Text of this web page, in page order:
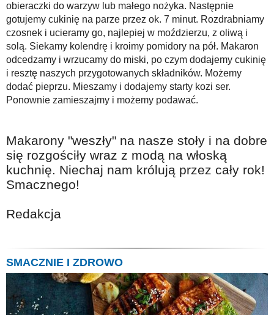
obieraczki do warzyw lub małego nożyka. Następnie
gotujemy cukinię na parze przez ok. 7 minut. Rozdrabniamy
czosnek i ucieramy go, najlepiej w moździerzu, z oliwą i
solą. Siekamy kolendrę i kroimy pomidory na pół. Makaron
odcedzamy i wrzucamy do miski, po czym dodajemy cukinię
i resztę naszych przygotowanych składników. Możemy
dodać pieprzu. Mieszamy i dodajemy starty kozi ser.
Ponownie zamieszajmy i możemy podawać.
Makarony "weszły" na nasze stoły i na dobre
się rozgościły wraz z modą na włoską
kuchnię. Niechaj nam królują przez cały rok!
Smacznego!
Redakcja
SMACZNIE I ZDROWO